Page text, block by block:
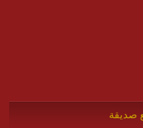
صديقة